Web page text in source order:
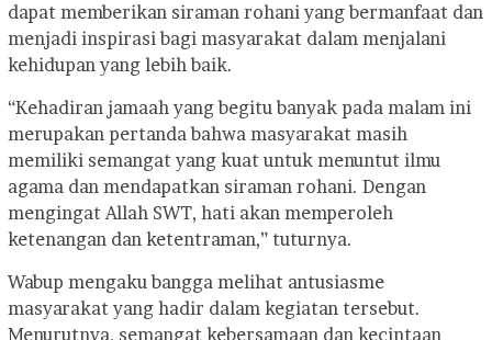
dapat memberikan siraman rohani yang bermanfaat dan
menjadi inspirasi bagi masyarakat dalam menjalani
kehidupan yang lebih baik.
“Kehadiran jamaah yang begitu banyak pada malam ini
merupakan pertanda bahwa masyarakat masih
memiliki semangat yang kuat untuk menuntut ilmu
agama dan mendapatkan siraman rohani. Dengan
mengingat Allah SWT, hati akan memperoleh
ketenangan dan ketentraman,” tuturnya.
Wabup mengaku bangga melihat antusiasme
masyarakat yang hadir dalam kegiatan tersebut.
Menurutnya, semangat kebersamaan dan kecintaan